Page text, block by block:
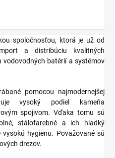
spoločnosťou, ktorá je už od
a distribúciu kvalitných
vodovodných batérií a systémov
pomocou najmodernejšej
vysoký podiel kameňa
spojivom. Vďaka tomu sú
stálofarebné a ich hladký
hygienu. Považované sú
drezov.